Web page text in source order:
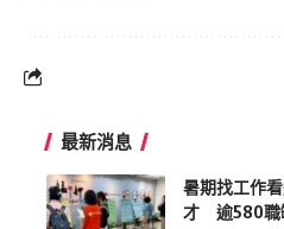
最新消息
暑期找工作
才 逾580職